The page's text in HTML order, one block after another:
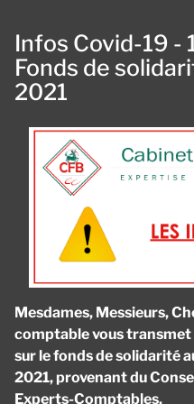
Infos Covid-19 -
Fonds de
2021
Mesdames, Messieurs,
comptable vous
sur le fonds de solidarité
2021, provenant du
Experts-Comptables.